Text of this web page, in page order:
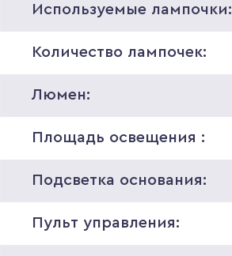
Используемые лампочки:
Количество лампочек:
Люмен:
Площадь освещения :
Подсветка основания:
Пульт управления: